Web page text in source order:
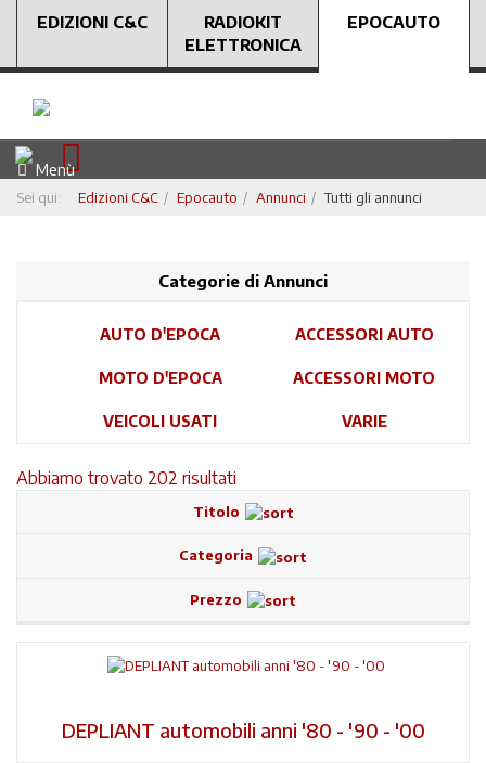
EDIZIONI C&C
RADIOKIT
ELETTRONICA
EPOCAUTO
Menù
Sei qui: Edizioni C&C Epocauto Annunci Tutti gli annunci
Categorie di Annunci
AUTO D'EPOCA ACCESSORI AUTO
MOTO D'EPOCA ACCESSORI MOTO
VEICOLI USATI VARIE
Abbiamo trovato 202 risultati
Titolo
Categoria
Prezzo
DEPLIANT automobili anni '80 - '90 - '00